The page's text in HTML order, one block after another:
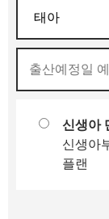
신생아
신생아
플랜